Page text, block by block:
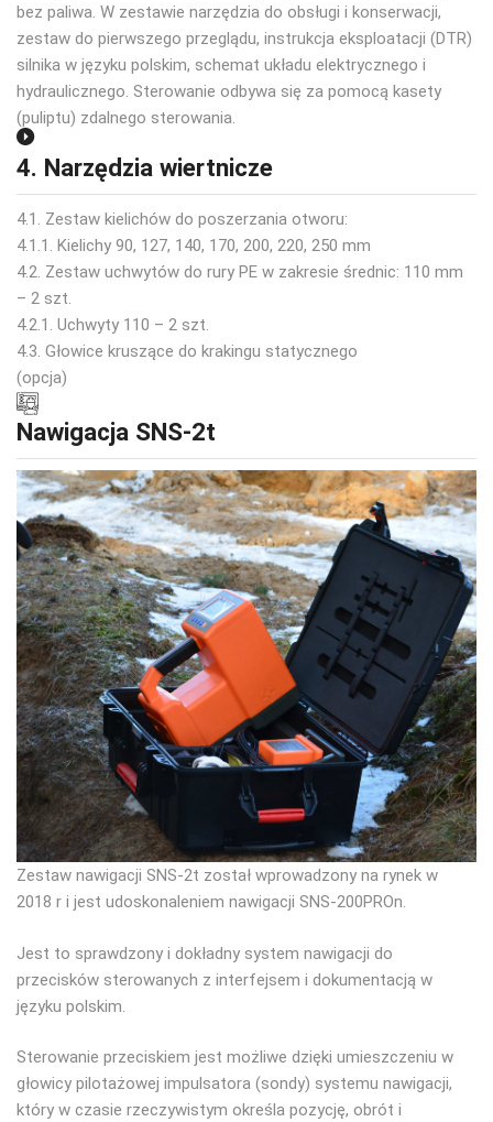
bez paliwa. W zestawie narzędzia do obsługi i konserwacji,
zestaw do pierwszego przeglądu, instrukcja eksploatacji (DTR)
silnika w języku polskim, schemat układu elektrycznego i
hydraulicznego. Sterowanie odbywa się za pomocą kasety
(puliptu) zdalnego sterowania.
4. Narzędzia wiertnicze
4.1. Zestaw kielichów do poszerzania otworu:
4.1.1. Kielichy 90, 127, 140, 170, 200, 220, 250 mm
4.2. Zestaw uchwytów do rury PE w zakresie średnic: 110 mm
– 2 szt.
4.2.1. Uchwyty 110 – 2 szt.
4.3. Głowice kruszące do krakingu statycznego
(opcja)
Nawigacja SNS-2t
Zestaw nawigacji SNS-2t został wprowadzony na rynek w
2018 r i jest udoskonaleniem nawigacji SNS-200PROn.
Jest to sprawdzony i dokładny system nawigacji do
przecisków sterowanych z interfejsem i dokumentacją w
języku polskim.
Sterowanie przeciskiem jest możliwe dzięki umieszczeniu w
głowicy pilotażowej impulsatora (sondy) systemu nawigacji,
który w czasie rzeczywistym określa pozycję, obrót i